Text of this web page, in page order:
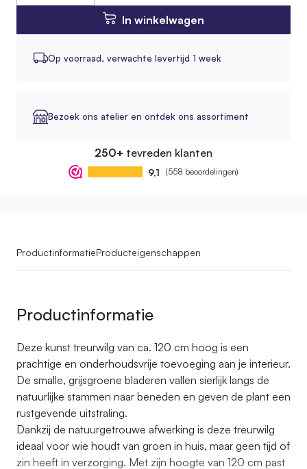
In winkelwagen
Op voorraad, verwachte levertijd 1 week
Bezoek ons atelier en ontdek ons assortiment
250+ tevreden klanten
9,1 (558 beoordelingen)
ProductinformatieProducteigenschappen
Productinformatie
Deze kunst treurwilg van ca. 120 cm hoog is een
prachtige en onderhoudsvrije toevoeging aan je interieur.
De smalle, grijsgroene bladeren vallen sierlijk langs de
natuurlijke stammen naar beneden en geven de plant een
rustgevende uitstraling.
Dankzij de natuurgetrouwe afwerking is deze treurwilg
ideaal voor wie houdt van groen in huis, maar geen tijd of
zin heeft in verzorging. Met zijn hoogte van 120 cm past